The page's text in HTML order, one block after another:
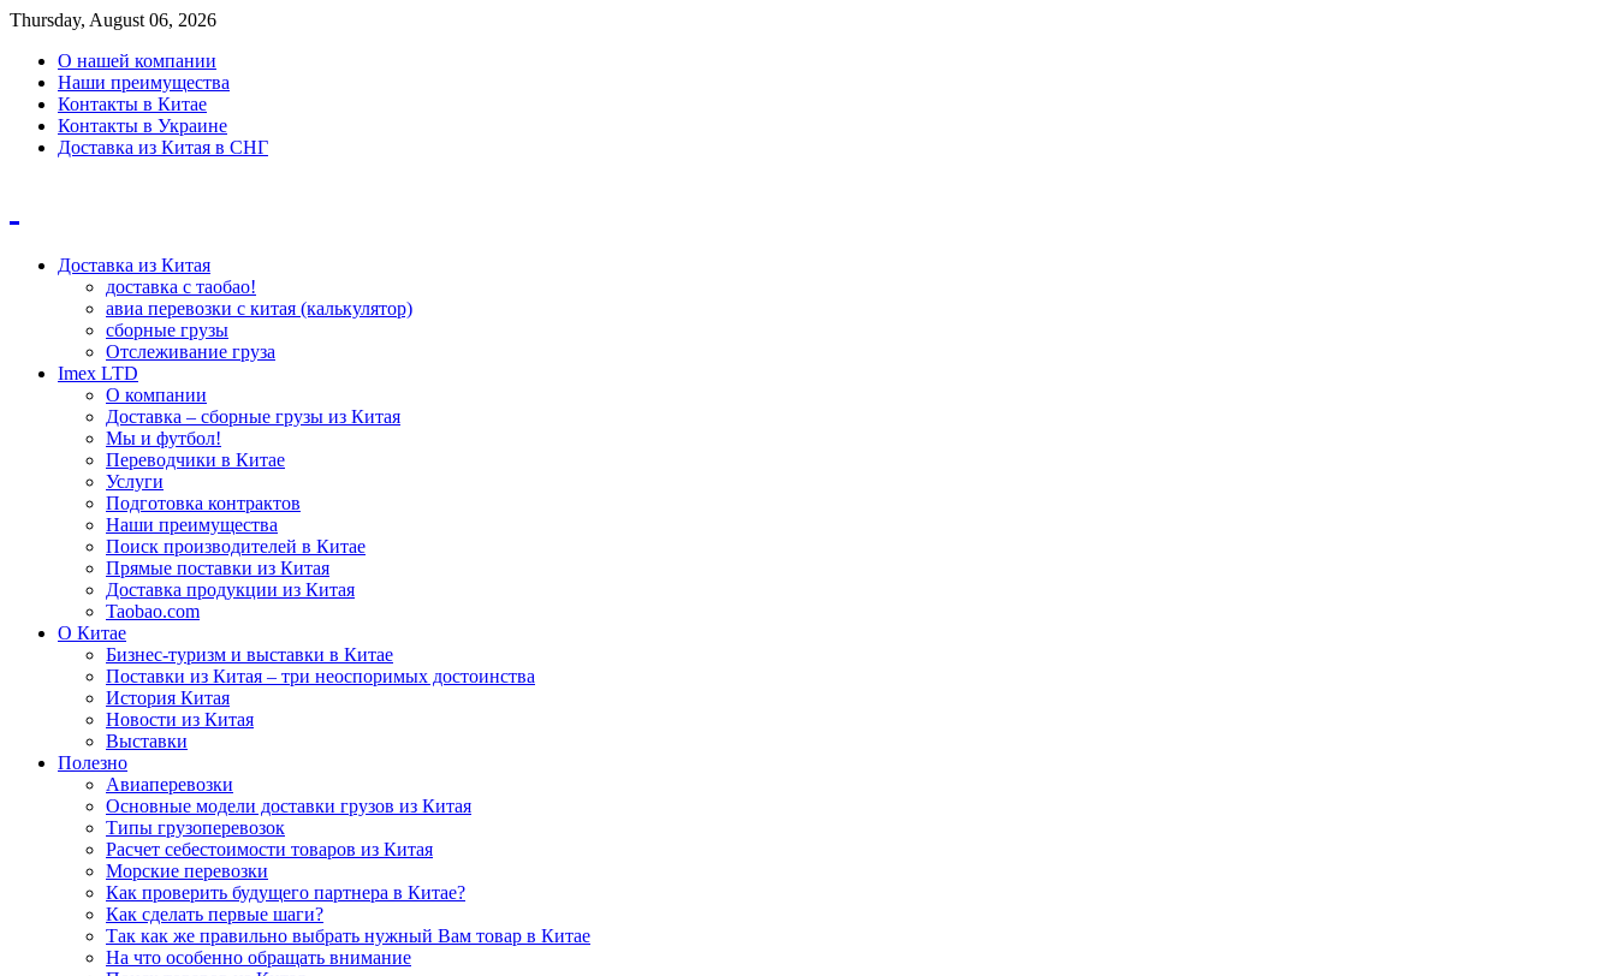
Thursday, August 06, 2026
О нашей компании
Наши преимущества
Контакты в Китае
Контакты в Украине
Доставка из Китая в СНГ
Доставка из Китая
доставка с таобао!
авиа перевозки с китая (калькулятор)
сборные грузы
Отслеживание груза
Imex LTD
О компании
Доставка – сборные грузы из Китая
Мы и футбол!
Переводчики в Китае
Услуги
Подготовка контрактов
Наши преимущества
Поиск производителей в Китае
Прямые поставки из Китая
Доставка продукции из Китая
Taobao.com
О Китае
Бизнес-туризм и выставки в Китае
Поставки из Китая – три неоспоримых достоинства
История Китая
Новости из Китая
Выставки
Полезно
Авиаперевозки
Основные модели доставки грузов из Китая
Типы грузоперевозок
Расчет себестоимости товаров из Китая
Морские перевозки
Как проверить будущего партнера в Китае?
Как сделать первые шаги?
Так как же правильно выбрать нужный Вам товар в Китае
На что особенно обращать внимание